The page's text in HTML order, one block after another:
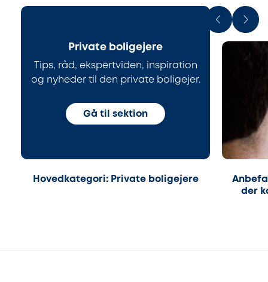
Private boligejere
Tips, råd, ekspertviden, inspiration
og nyheder til den private boligejer.
Gå til sektion
Hovedkategori: Private boligejere
der